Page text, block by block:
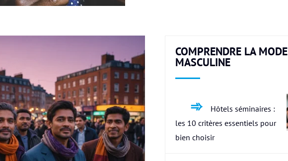
COMPRENDRE LA MODE
MASCULINE
Hôtels séminaires :
les 10 critères essentiels pour
bien choisir